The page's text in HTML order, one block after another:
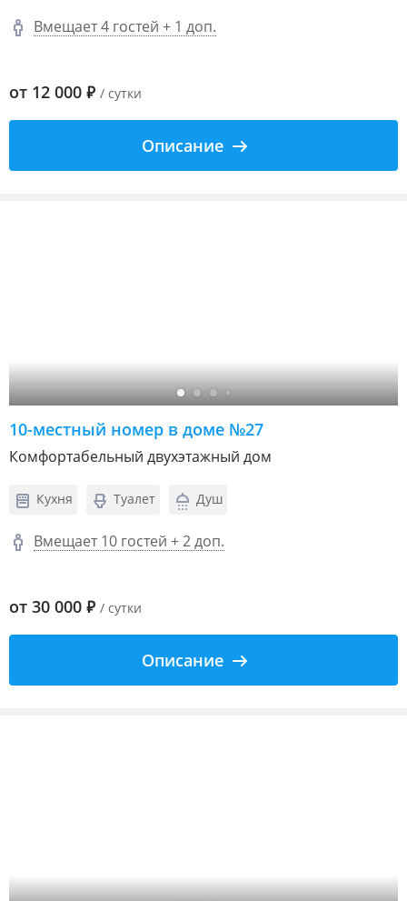
Вмещает 4 гостей + 1 доп.
от 12 000 ₽ / сутки
Описание
10-местный номер в доме №27
Комфортабельный двухэтажный дом
Кухня Туалет Душ
Вмещает 10 гостей + 2 доп.
от 30 000 ₽ / сутки
Описание